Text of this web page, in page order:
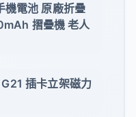
機電池 原廠折疊
摺疊機 老人
插卡立架磁力